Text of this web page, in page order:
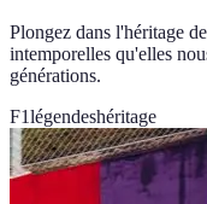
Plongez dans l'héritage
intemporelles qu'elles
générations.
F1légendeshéritage